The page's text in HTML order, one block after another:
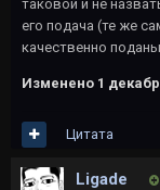
таковой и не
его подача (те же
качественно
Изменено 1
Цитата
Ligade